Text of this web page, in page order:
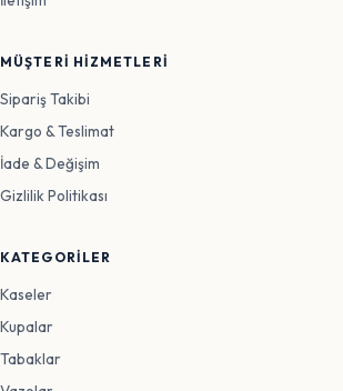
MÜŞTERI HIZMETLERI
Sipariş Takibi
Kargo & Teslimat
İade & Değişim
Gizlilik Politikası
KATEGORILER
Kaseler
Kupalar
Tabaklar